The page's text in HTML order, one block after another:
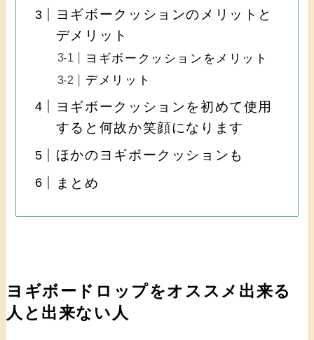
ヨギボークッションのメリットと
デメリット
ヨギボークッションをメリット
デメリット
ヨギボークッションを初めて使用
すると何故か笑顔になります
ほかのヨギボークッションも
まとめ
ヨギボードロップをオススメ出来る
人と出来ない人